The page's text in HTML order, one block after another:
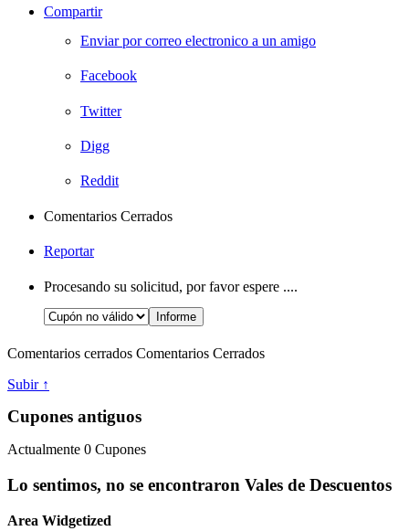
Compartir
Enviar por correo electronico a un amigo
Facebook
Twitter
Digg
Reddit
Comentarios Cerrados
Reportar
Procesando su solicitud, por favor espere ....
Comentarios cerrados Comentarios Cerrados
Subir ↑
Cupones antiguos
Actualmente 0 Cupones
Lo sentimos, no se encontraron Vales de Descuentos
Area Widgetized